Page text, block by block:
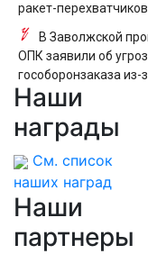
ракет-
В Заволжской
ОПК заявили об
гособоронзаказа из-
Наши
награды
См. список
наших наград
Наши
партнеры